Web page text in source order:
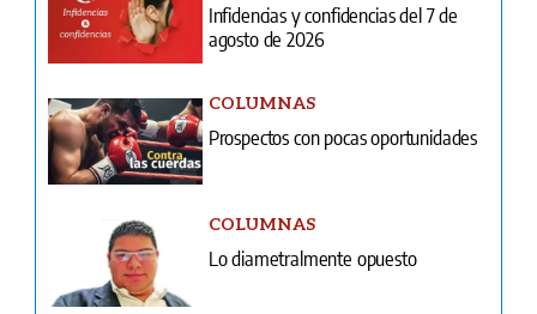
Infidencias y confidencias del 7 de
agosto de 2026
COLUMNAS
Prospectos con pocas oportunidades
COLUMNAS
Lo diametralmente opuesto